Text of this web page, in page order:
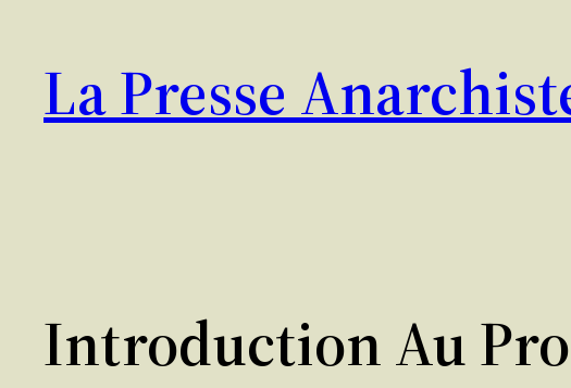
contenu
La Presse
Introduction Au